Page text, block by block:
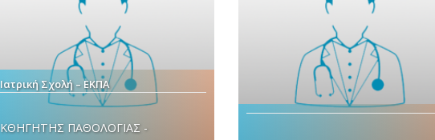
Ιατρική Σχολή – ΕΚΠΑ
ΚΘΗΓΗΤΗΣ ΠΑΘΟΛΟΓΙΑΣ -